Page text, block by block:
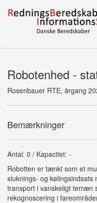
Robotenhed -
Rosenbauer RTE, årgang
Bemærkninger
Antal: 0 / Kapacitet: -
Robotten er tænkt som et
sluknings- og kølingsindsats
transport i vanskeligt terræn
rekognoscering i